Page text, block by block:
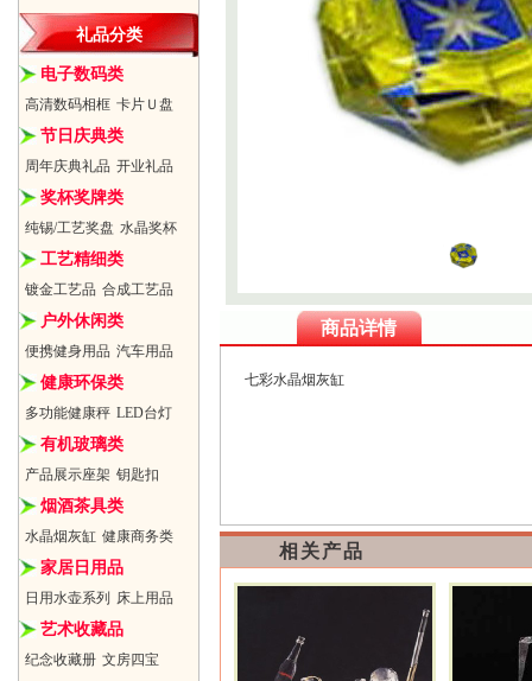
礼品分类
电子数码类
高清数码相框 卡片Ｕ盘
节日庆典类
周年庆典礼品 开业礼品
奖杯奖牌类
纯锡/工艺奖盘 水晶奖杯
工艺精细类
镀金工艺品 合成工艺品
户外休闲类
便携健身用品 汽车用品
健康环保类
多功能健康秤 LED台灯
有机玻璃类
产品展示座架 钥匙扣
烟酒茶具类
水晶烟灰缸 健康商务类
家居日用品
日用水壶系列 床上用品
艺术收藏品
纪念收藏册 文房四宝
商品详情
七彩水晶烟灰缸
相关产品